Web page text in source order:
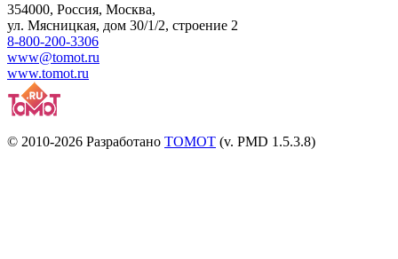
354000, Россия, Москва,
ул. Мясницкая, дом 30/1/2, строение 2
8-800-200-3306
www@tomot.ru
www.tomot.ru
© 2010-2026 Разработано TOMOT (v. PMD 1.5.3.8)